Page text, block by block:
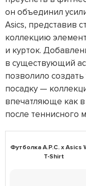
он объединил
Asics, представив
коллекцию
и курток.
в существующий
позволило
посадку —
впечатляюще как в
после теннисного
Футболка A.P.C. x Asics
T-Shirt